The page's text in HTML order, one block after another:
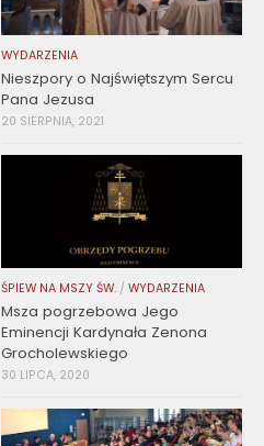
WYDARZENIA
Nieszpory o Najświętszym Sercu
Pana Jezusa
20 SIERPNIA, 2021
ŚPIEW NA MSZY ŚW. / WYDARZENIA
Msza pogrzebowa Jego
Eminencji Kardynała Zenona
Grocholewskiego
30 LIPCA, 2020